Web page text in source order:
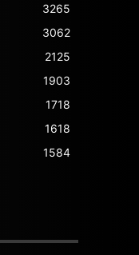
3265
3062
2125
1903
1718
1618
1584